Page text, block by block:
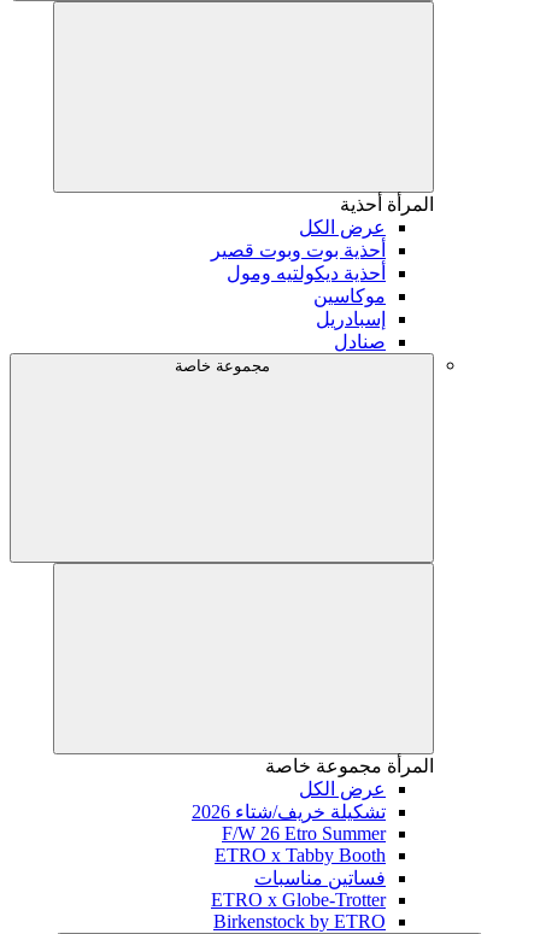
المرأة أحذية
عرض الكل
أحذية بوت وبوت قصير
أحذية ديكولتيه ومول
موكاسين
إسبادريل
صنادل
مجموعة خاصة
المرأة مجموعة خاصة
عرض الكل
تشكيلة خريف/شتاء 2026
F/W 26 Etro Summer
ETRO x Tabby Booth
فساتين مناسبات
ETRO x Globe-Trotter
Birkenstock by ETRO